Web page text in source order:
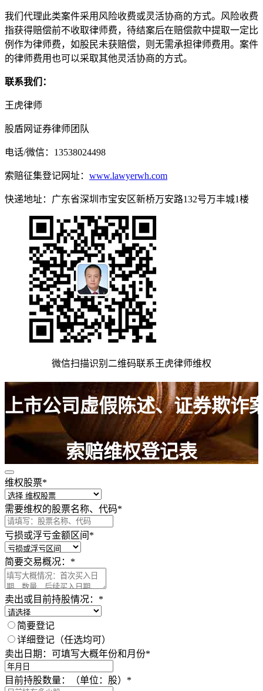
我们代理此类案件采用风险收费或灵活协商的方式。风险收费
指获得赔偿前不收取律师费，待结案后在赔偿款中提取一定比
例作为律师费，如股民未获赔偿，则无需承担律师费用。案件
的律师费用也可以采取其他灵活协商的方式。
联系我们：
王虎律师
股盾网证券律师团队
电话/微信：13538024498
索赔征集登记网址： www.lawyerwh.com
快递地址：广东省深圳市宝安区新桥万安路132号万丰城1楼
微信扫描识别二维码联系王虎律师维权
上市公司虚假陈述、证券欺诈
索赔维权登记表
请认真填写以下内容，以获得必要的法律帮助 ！
维权股票*
需要维权的股票名称、代码*
亏损或浮亏金额区间 *
简要交易概况： *
卖出或目前持股情况： *
简要登记
详细登记（任选均可）
卖出日期：可填写大概年份和月份*
目前持股数量：（单位：股） *